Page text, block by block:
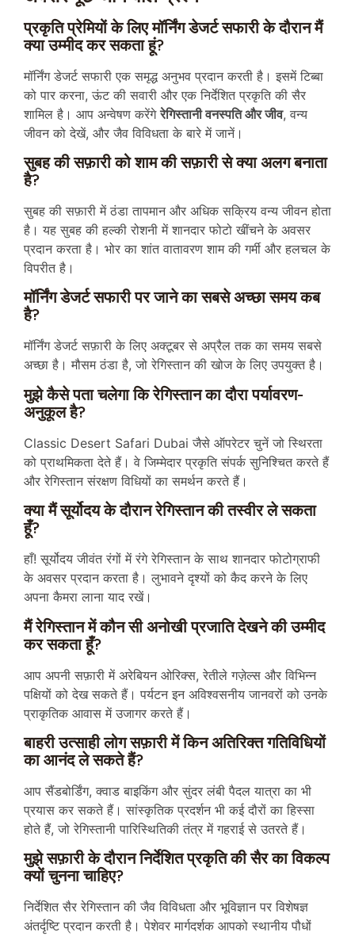
प्रकृति प्रेमियों के लिए मॉर्निंग डेजर्ट सफारी के दौरान मैं
क्या उम्मीद कर सकता हूं?
मॉर्निंग डेजर्ट सफारी एक समृद्ध अनुभव प्रदान करती है। इसमें टिब्बा
को पार करना, ऊंट की सवारी और एक निर्देशित प्रकृति की सैर
शामिल है। आप अन्वेषण करेंगेरेगिस्तानी वनस्पति और जीव, वन्य
जीवन को देखें, और जैव विविधता के बारे में जानें।
सुबह की सफ़ारी को शाम की सफ़ारी से क्या अलग बनाता
है?
सुबह की सफ़ारी में ठंडा तापमान और अधिक सक्रिय वन्य जीवन होता
है। यह सुबह की हल्की रोशनी में शानदार फोटो खींचने के अवसर
प्रदान करता है। भोर का शांत वातावरण शाम की गर्मी और हलचल के
विपरीत है।
मॉर्निंग डेजर्ट सफारी पर जाने का सबसे अच्छा समय कब
है?
मॉर्निंग डेजर्ट सफ़ारी के लिए अक्टूबर से अप्रैल तक का समय सबसे
अच्छा है। मौसम ठंडा है, जो रेगिस्तान की खोज के लिए उपयुक्त है।
मुझे कैसे पता चलेगा कि रेगिस्तान का दौरा पर्यावरण-
अनुकूल है?
Classic Desert Safari Dubai जैसे ऑपरेटर चुनें जो स्थिरता
को प्राथमिकता देते हैं। वे जिम्मेदार प्रकृति संपर्क सुनिश्चित करते हैं
और रेगिस्तान संरक्षण विधियों का समर्थन करते हैं।
क्या मैं सूर्योदय के दौरान रेगिस्तान की तस्वीर ले सकता
हूँ?
हाँ! सूर्योदय जीवंत रंगों में रंगे रेगिस्तान के साथ शानदार फोटोग्राफी
के अवसर प्रदान करता है। लुभावने दृश्यों को कैद करने के लिए
अपना कैमरा लाना याद रखें।
मैं रेगिस्तान में कौन सी अनोखी प्रजाति देखने की उम्मीद
कर सकता हूँ?
आप अपनी सफ़ारी में अरेबियन ओरिक्स, रेतीले गज़ेल्स और विभिन्न
पक्षियों को देख सकते हैं। पर्यटन इन अविश्वसनीय जानवरों को उनके
प्राकृतिक आवास में उजागर करते हैं।
बाहरी उत्साही लोग सफ़ारी में किन अतिरिक्त गतिविधियों
का आनंद ले सकते हैं?
आप सैंडबोर्डिंग, क्वाड बाइकिंग और सुंदर लंबी पैदल यात्रा का भी
प्रयास कर सकते हैं। सांस्कृतिक प्रदर्शन भी कई दौरों का हिस्सा
होते हैं, जो रेगिस्तानी पारिस्थितिकी तंत्र में गहराई से उतरते हैं।
मुझे सफ़ारी के दौरान निर्देशित प्रकृति की सैर का विकल्प
क्यों चुनना चाहिए?
निर्देशित सैर रेगिस्तान की जैव विविधता और भूविज्ञान पर विशेषज्ञ
अंतर्दृष्टि प्रदान करती है। पेशेवर मार्गदर्शक आपको स्थानीय पौधों